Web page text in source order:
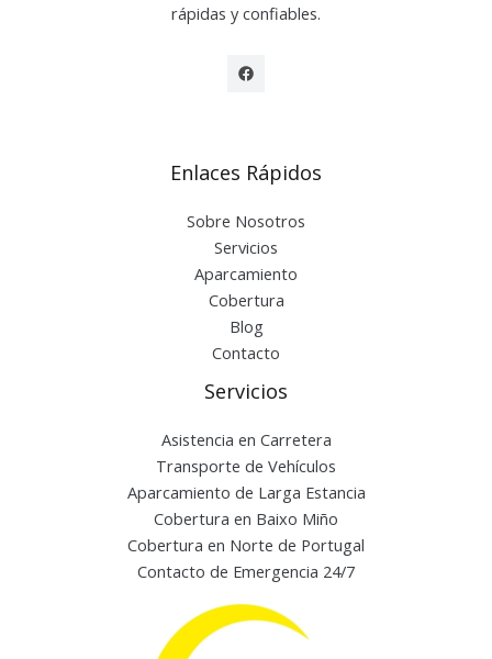
rápidas y confiables.
Enlaces Rápidos
Sobre Nosotros
Servicios
Aparcamiento
Cobertura
Blog
Contacto
Servicios
Asistencia en Carretera
Transporte de Vehículos
Aparcamiento de Larga Estancia
Cobertura en Baixo Miño
Cobertura en Norte de Portugal
Contacto de Emergencia 24/7